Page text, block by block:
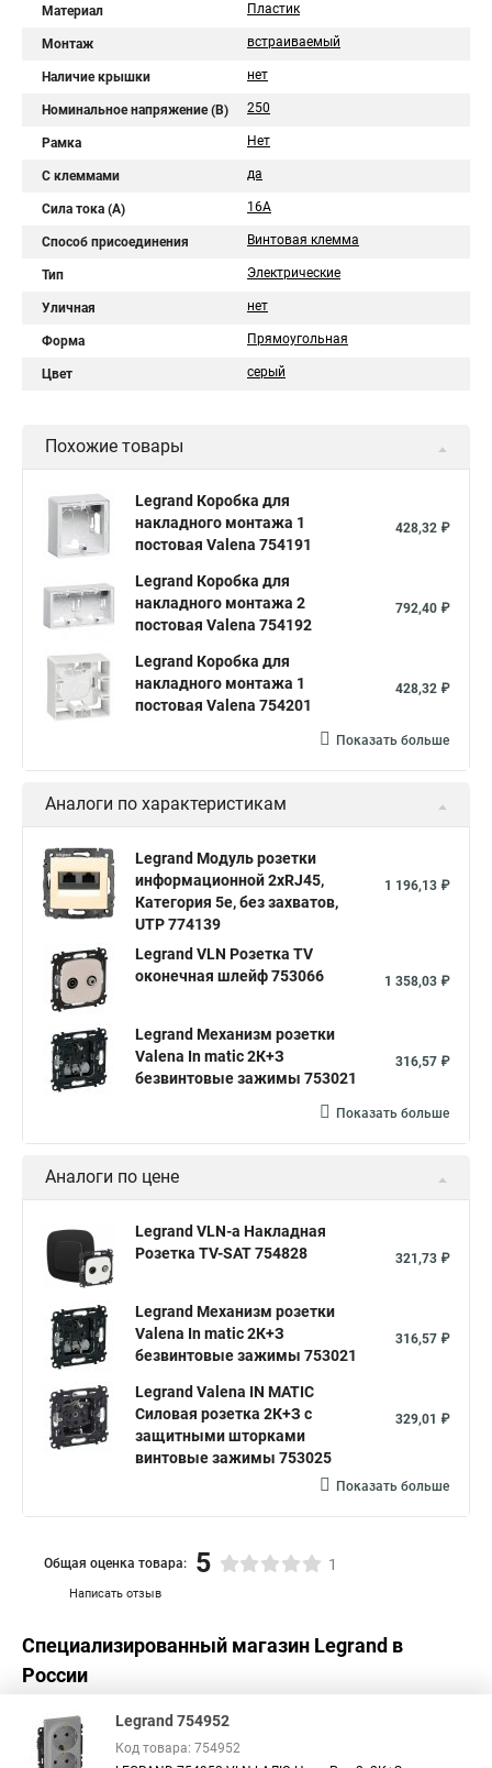
Материал Пластик
Монтаж встраиваемый
Наличие крышки нет
Номинальное напряжение (В) 250
Рамка Нет
С клеммами да
Сила тока (A) 16А
Способ присоединения Винтовая клемма
Тип Электрические
Уличная нет
Форма Прямоугольная
Цвет серый
Похожие товары
Legrand Коробка для
накладного монтажа 1
постовая Valena 754191
428,32 ₽
Legrand Коробка для
накладного монтажа 2
постовая Valena 754192
792,40 ₽
Legrand Коробка для
накладного монтажа 1
постовая Valena 754201
428,32 ₽
Показать больше
Аналоги по характеристикам
Legrand Модуль розетки
информационной 2хRJ45,
Категория 5е, без захватов,
UTP 774139
1 196,13 ₽
Legrand VLN Розетка TV
оконечная шлейф 753066
1 358,03 ₽
Legrand Механизм розетки
Valena In matic 2К+З
безвинтовые зажимы 753021
316,57 ₽
Показать больше
Аналоги по цене
Legrand VLN-a Накладная
Розетка TV-SAT 754828
321,73 ₽
Legrand Механизм розетки
Valena In matic 2К+З
безвинтовые зажимы 753021
316,57 ₽
Legrand Valena IN MATIC
Силовая розетка 2К+З с
защитными шторками
винтовые зажимы 753025
329,01 ₽
Показать больше
Написать отзыв
Общая оценка товара: 5 1
Специализированный магазин Legrand в
России
Legrand 754952
Код товара: 754952